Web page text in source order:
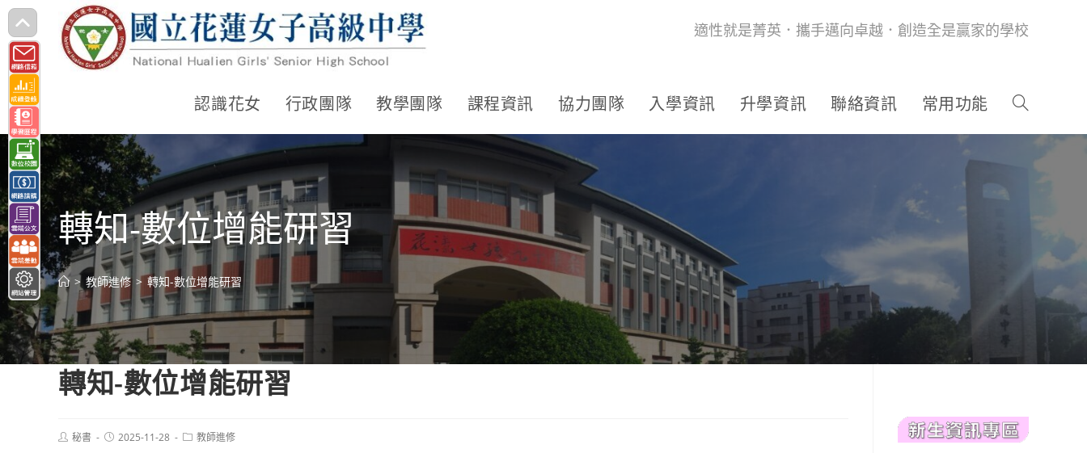
跳
轉
至
主
要
內
容
適性就是菁英．攜手邁向卓越．創造全是贏家的學校
認識花女 行政團隊 教學團隊 課程資訊 協力團隊 入學資訊 升學資訊 聯絡資訊 常用功能
轉知-數位增能研習
> 教師進修 > 轉知-數位增能研習
轉知-數位增能研習
Post秘書
Post2025-11-28
Post教師進修